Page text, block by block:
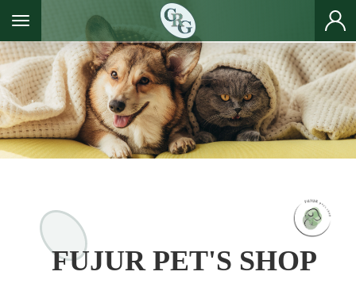
Toggle navigation
FUJUR PET'S SHOP